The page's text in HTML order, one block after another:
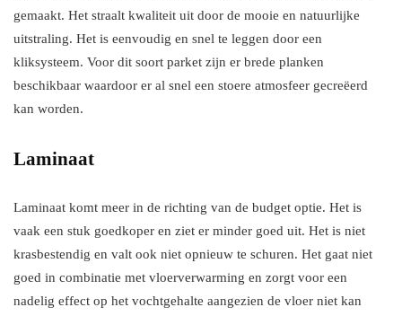
gemaakt. Het straalt kwaliteit uit door de mooie en natuurlijke
uitstraling. Het is eenvoudig en snel te leggen door een
kliksysteem. Voor dit soort parket zijn er brede planken
beschikbaar waardoor er al snel een stoere atmosfeer gecreëerd
kan worden.
Laminaat
Laminaat komt meer in de richting van de budget optie. Het is
vaak een stuk goedkoper en ziet er minder goed uit. Het is niet
krasbestendig en valt ook niet opnieuw te schuren. Het gaat niet
goed in combinatie met vloerverwarming en zorgt voor een
nadelig effect op het vochtgehalte aangezien de vloer niet kan